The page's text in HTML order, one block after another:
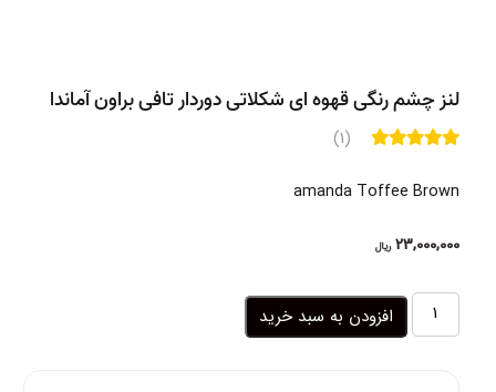
لنز چشم رنگی قهوه ای شکلاتی دوردار تافی براون آماندا
(1)
amanda Toffee Brown
23,000,000 ریال
لنز
چشم
افزودن به سبد خرید